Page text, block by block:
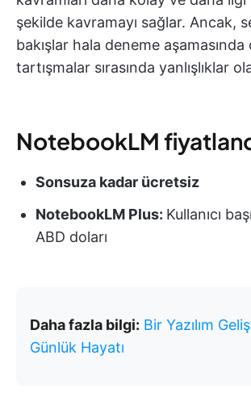
şekilde kavramayı sağlar. Ancak,
bakışlar hala deneme
tartışmalar sırasında yanlışlıklar
NotebookLM
Sonsuza kadar ücretsiz
NotebookLM Plus: Kullanıcı
ABD doları
Daha fazla bilgi: Bir Yazılım
Günlük Hayatı